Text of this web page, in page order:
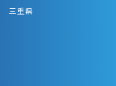
三重県